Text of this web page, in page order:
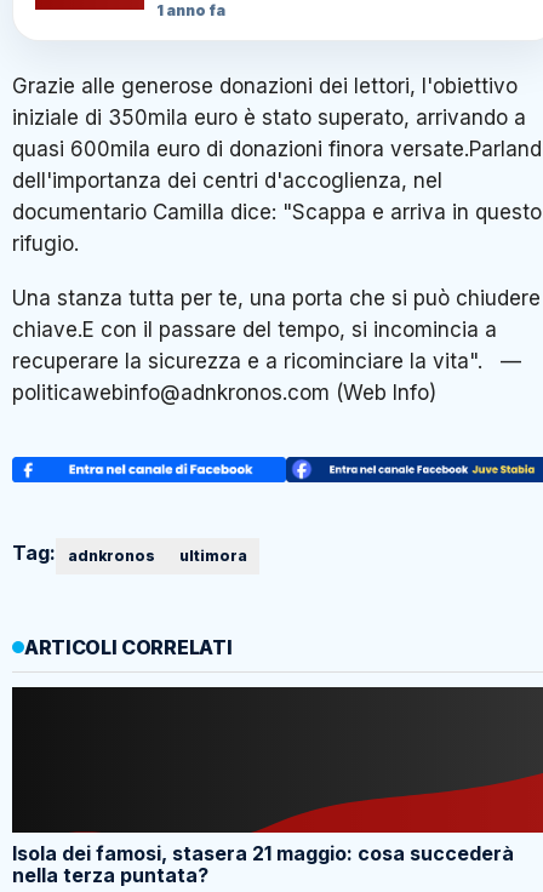
1 anno fa
Grazie alle generose donazioni dei lettori, l'obiettivo
iniziale di 350mila euro è stato superato, arrivando a
quasi 600mila euro di donazioni finora
dell'importanza dei centri d'accoglienza, nel
documentario Camilla dice: "Scappa e arriva in questo
rifugio.
Una stanza tutta per te, una porta che si può
chiave.E con il passare del tempo, si incomincia a
recuperare la sicurezza e a ricominciare la vita". —
politicawebinfo@adnkronos.com (Web Info)
Tag: adnkronos ultimora
ARTICOLI CORRELATI
Isola dei famosi, stasera 21 maggio: cosa succederà
nella terza puntata?